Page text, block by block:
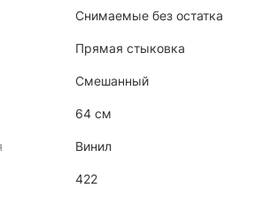
Снимаемые без остатка
Прямая стыковка
Смешанный
64 см
Винил
422